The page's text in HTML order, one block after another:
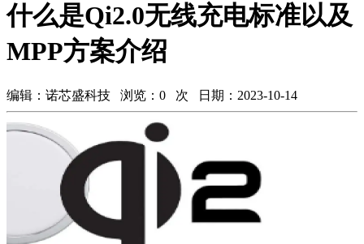
什么是Qi2.0无线充电标准以及
MPP方案介绍
编辑：诺芯盛科技 浏览： 0 次 日期：2023-10-14